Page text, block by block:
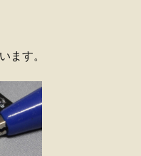
ます。